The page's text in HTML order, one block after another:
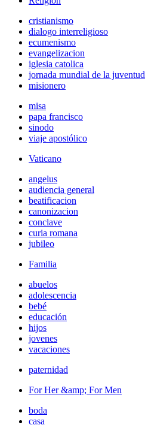
cristianismo
dialogo interreligioso
ecumenismo
evangelizacion
iglesia catolica
jornada mundial de la juventud
misionero
misa
papa francisco
sinodo
viaje apostólico
Vaticano
angelus
audiencia general
beatificacion
canonizacion
conclave
curia romana
jubileo
Familia
abuelos
adolescencia
bebé
educación
hijos
jovenes
vacaciones
paternidad
For Her &amp; For Men
boda
casa